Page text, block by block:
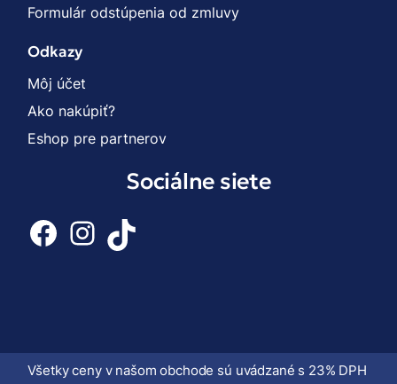
Formulár odstúpenia od zmluvy
Odkazy
Môj účet
Ako nakúpiť?
Eshop pre partnerov
Sociálne siete
Facebook
Instagram
TikTok
Všetky ceny v našom obchode sú uvádzané s 23% DPH